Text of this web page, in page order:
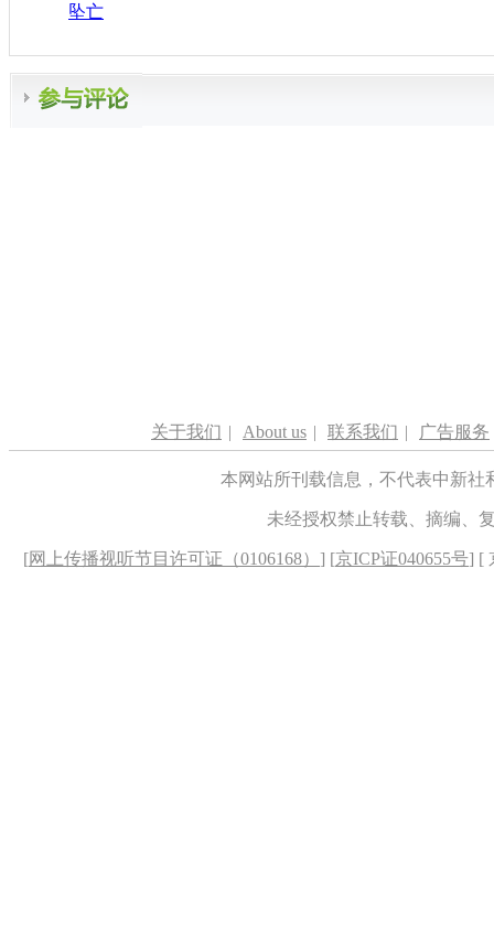
坠亡
关于我们 | About us | 联系我们 | 广告服务
本网站所刊载信息，不代表中新
未经授权禁止转载、摘编、
[网上传播视听节目许可证（0106168） ] [京ICP证040655号] [